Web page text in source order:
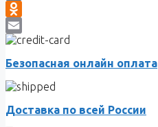
VK
Odnoklassniki
Email
Безопасная онлайн оплата
Доставка по всей России